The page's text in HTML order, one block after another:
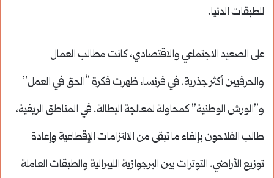
للطبقات الدنيا.
على الصعيد الاجتماعي والاقتصادي، كانت مطالب العمال
والحرفيين أكثر جذرية. في فرنسا، ظهرت فكرة “الحق في العمل”
و”الورش الوطنية” كمحاولة لمعالجة البطالة. في المناطق الريفية،
طالب الفلاحون بإلغاء ما تبقى من الالتزامات الإقطاعية وإعادة
توزيع الأراضي. التوترات بين البرجوازية الليبرالية والطبقات العاملة